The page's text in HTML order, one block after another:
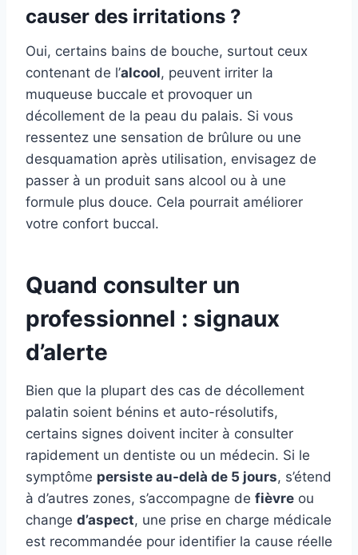
causer des irritations ?
Oui, certains bains de bouche, surtout ceux
contenant de l’alcool, peuvent irriter la
muqueuse buccale et provoquer un
décollement de la peau du palais. Si vous
ressentez une sensation de brûlure ou une
desquamation après utilisation, envisagez de
passer à un produit sans alcool ou à une
formule plus douce. Cela pourrait améliorer
votre confort buccal.
Quand consulter un
professionnel : signaux
d’alerte
Bien que la plupart des cas de décollement
palatin soient bénins et auto-résolutifs,
certains signes doivent inciter à consulter
rapidement un dentiste ou un médecin. Si le
symptôme persiste au-delà de 5 jours, s’étend
à d’autres zones, s’accompagne de fièvre ou
change d’aspect, une prise en charge médicale
est recommandée pour identifier la cause réelle